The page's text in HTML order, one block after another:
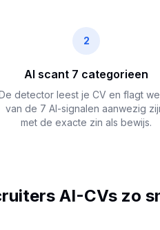
2
AI scant 7 categorieen
detector leest je CV en flagt
van de 7 AI-signalen aanwezig
met de exacte zin als bewijs.
AI-CVs zo